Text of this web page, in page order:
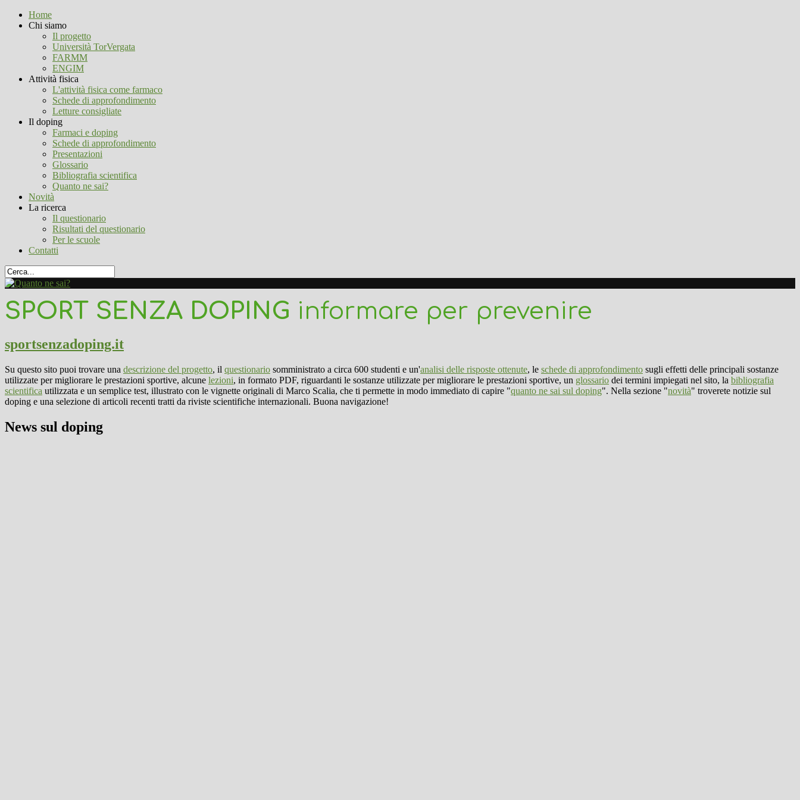
Home
Chi siamo
Il progetto
Università TorVergata
FARMM
ENGIM
Attività fisica
L'attività fisica come farmaco
Schede di approfondimento
Letture consigliate
Il doping
Farmaci e doping
Schede di approfondimento
Presentazioni
Glossario
Bibliografia scientifica
Quanto ne sai?
Novità
La ricerca
Il questionario
Risultati del questionario
Per le scuole
Contatti
SPORT SENZA DOPING informare per prevenire
sportsenzadoping.it
Su questo sito puoi trovare una descrizione del progetto, il questionario somministrato a circa 600 studenti e un'analisi delle risposte ottenute, le schede di approfondimento sugli effetti delle principali sostanze
utilizzate per migliorare le prestazioni sportive, alcune lezioni, in formato PDF, riguardanti le sostanze utilizzate per migliorare le prestazioni sportive, un glossario dei termini impiegati nel sito, la bibliografia
scientifica utilizzata e un semplice test, illustrato con le vignette originali di Marco Scalia, che ti permette in modo immediato di capire "quanto ne sai sul doping". Nella sezione "novità" troverete notizie sul
doping e una selezione di articoli recenti tratti da riviste scientifiche internazionali. Buona navigazione!
News sul doping